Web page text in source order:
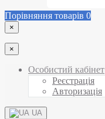
Порівняння товарів 0
×
×
Особистий кабінет
Реєстрація
Авторизація
UA